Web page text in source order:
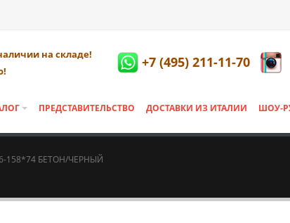
на складе!
+7 (495) 211-11-70
ПРЕДСТАВИТЕЛЬСТВО ДОСТАВКИ ИЗ ИТАЛИИ ШОУ-
158*74 БЕТОН/ЧЕРНЫЙ